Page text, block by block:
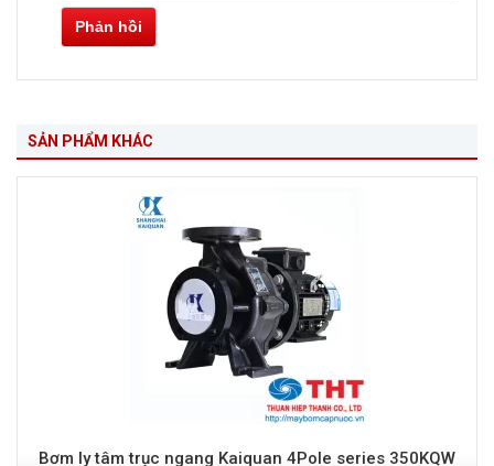
Phản hồi
SẢN PHẨM KHÁC
Bơm ly tâm trục ngang Kaiquan 4Pole series 350KQW